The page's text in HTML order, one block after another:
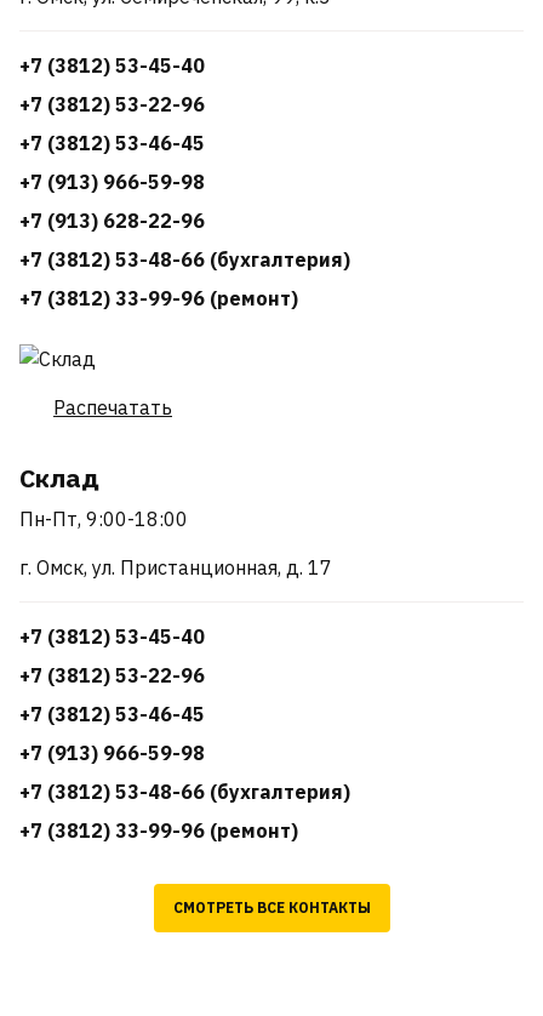
+7 (3812) 53-45-40
+7 (3812) 53-22-96
+7 (3812) 53-46-45
+7 (913) 966-59-98
+7 (913) 628-22-96
+7 (3812) 53-48-66 (бухгалтерия)
+7 (3812) 33-99-96 (ремонт)
Распечатать
Склад
Пн-Пт, 9:00-18:00
г. Омск, ул. Пристанционная, д. 17
+7 (3812) 53-45-40
+7 (3812) 53-22-96
+7 (3812) 53-46-45
+7 (913) 966-59-98
+7 (3812) 53-48-66 (бухгалтерия)
+7 (3812) 33-99-96 (ремонт)
СМОТРЕТЬ ВСЕ КОНТАКТЫ